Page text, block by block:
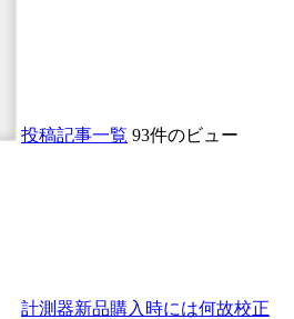
投稿記事一覧 93件のビュー
計測器新品購入時には何故校正